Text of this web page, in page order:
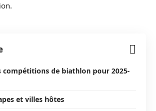
compétitions de biathlon pour 2025-
et villes hôtes